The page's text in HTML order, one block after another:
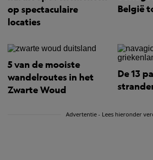
op spectaculaire
locaties
België
5 van de mooiste
wandelroutes in het
Zwarte Woud
De 13
Advertentie - Lees hieronder